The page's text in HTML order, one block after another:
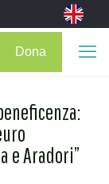
Dona
e Aradori”